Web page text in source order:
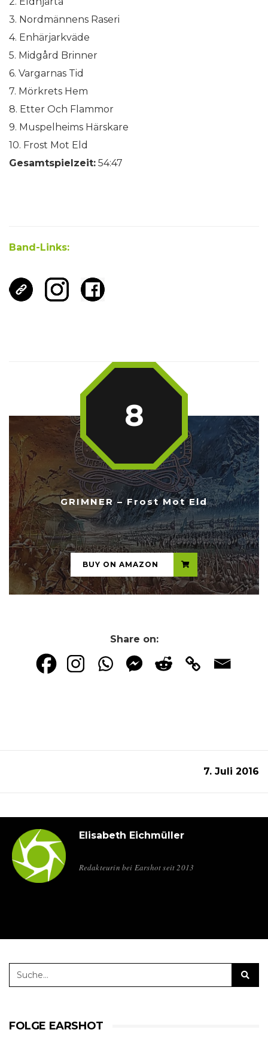
3. Nordmännens Raseri
4. Enhärjarkväde
5. Midgård Brinner
6. Vargarnas Tid
7. Mörkrets Hem
8. Etter Och Flammor
9. Muspelheims Härskare
10. Frost Mot Eld
Gesamtspielzeit: 54:47
Band-Links:
GRIMNER – Frost Mot Eld
8
...
BUY ON AMAZON
Share on:
7. Juli 2016
Elisabeth Eichmüller
Redakteurin bei Earshot seit 2013
FOLGE EARSHOT